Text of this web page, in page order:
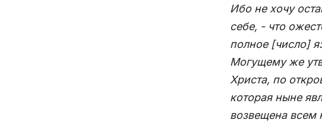
Ибо не хочу
себе, - что
полное [число]
Могущему же
Христа, по
которая ныне
возвещена всем